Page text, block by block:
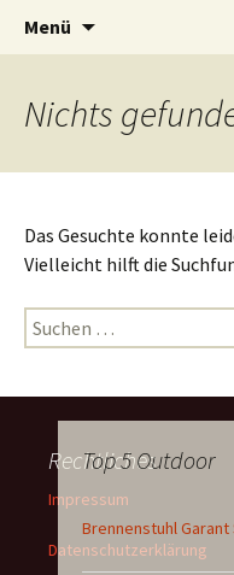
Menü
Nichts
Das Gesuchte konnte
Vielleicht hilft die
Suchen
nach:
Top 5 Outdoor
Brennenstuhl Garant
Rechtliches
Impressum
Datenschutzerklärung